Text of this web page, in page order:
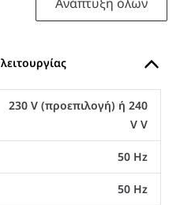
230 V (προεπιλογή) ή 240
V V
50 Hz
50 Hz